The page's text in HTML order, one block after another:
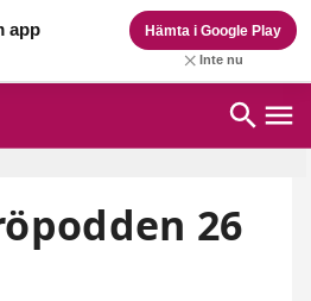
app Hämta i Google Play
Inte nu
26